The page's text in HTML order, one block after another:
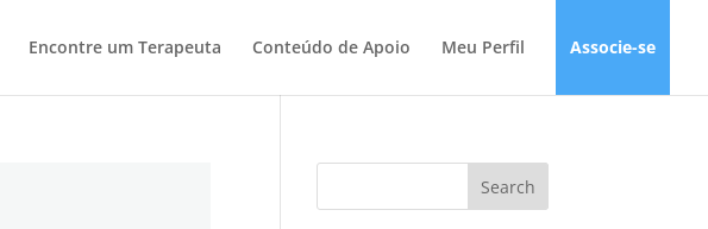
Encontre um Terapeuta Conteúdo de Apoio Meu Perfil Associe-se